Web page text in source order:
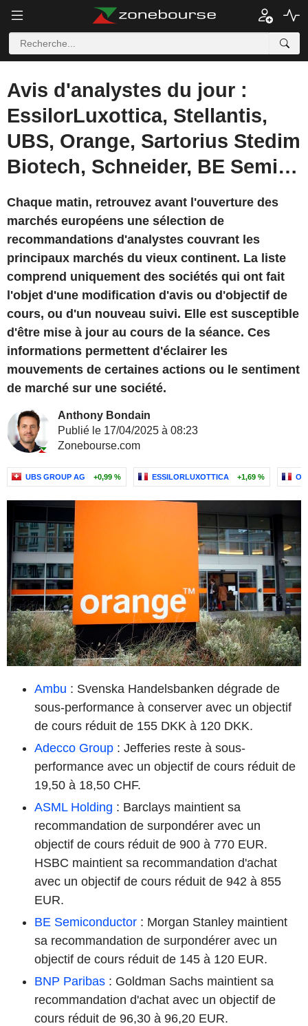
Avis d'analystes du jour :
EssilorLuxottica, Stellantis,
UBS, Orange, Sartorius Stedim
Biotech, Schneider, BE Semi…
Chaque matin, retrouvez avant l'ouverture des
marchés européens une sélection de
recommandations d'analystes couvrant les
principaux marchés du vieux continent. La liste
comprend uniquement des sociétés qui ont fait
l'objet d'une modification d'avis ou d'objectif de
cours, ou d'un nouveau suivi. Elle est susceptible
d'être mise à jour au cours de la séance. Ces
informations permettent d'éclairer les
mouvements de certaines actions ou le sentiment
de marché sur une société.
Anthony Bondain
Publié le 17/04/2025 à 08:23
Zonebourse.com
UBS GROUP AG +0,99 % ESSILORLUXOTTICA +1,69 %
Ambu : Svenska Handelsbanken dégrade de
sous-performance à conserver avec un objectif
de cours réduit de 155 DKK à 120 DKK.
Adecco Group : Jefferies reste à sous-
performance avec un objectif de cours réduit de
19,50 à 18,50 CHF.
ASML Holding : Barclays maintient sa
recommandation de surpondérer avec un
objectif de cours réduit de 900 à 770 EUR.
HSBC maintient sa recommandation d'achat
avec un objectif de cours réduit de 942 à 855
EUR.
BE Semiconductor : Morgan Stanley maintient
sa recommandation de surpondérer avec un
objectif de cours réduit de 145 à 120 EUR.
BNP Paribas : Goldman Sachs maintient sa
recommandation d'achat avec un objectif de
cours réduit de 96,30 à 96,20 EUR.